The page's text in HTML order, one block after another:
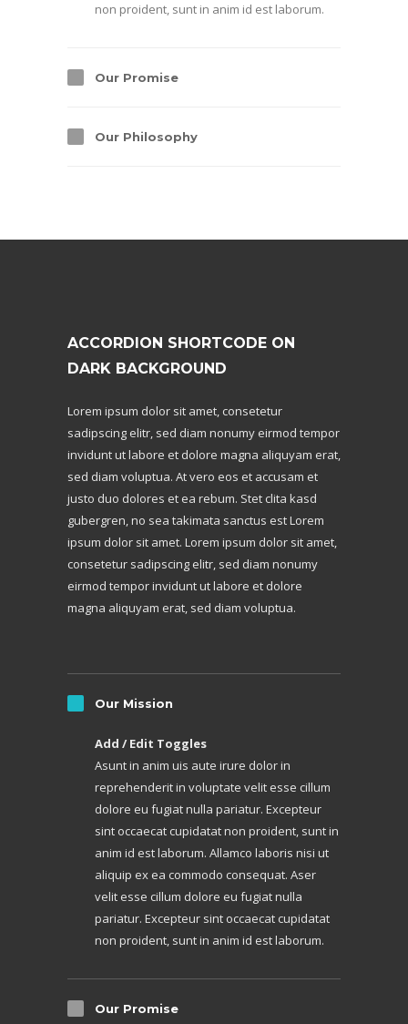
non proident, sunt in anim id est laborum.
Our Promise
Our Philosophy
ACCORDION SHORTCODE ON
DARK BACKGROUND
Lorem ipsum dolor sit amet, consetetur
sadipscing elitr, sed diam nonumy eirmod tempor
invidunt ut labore et dolore magna aliquyam erat,
sed diam voluptua. At vero eos et accusam et
justo duo dolores et ea rebum. Stet clita kasd
gubergren, no sea takimata sanctus est Lorem
ipsum dolor sit amet. Lorem ipsum dolor sit amet,
consetetur sadipscing elitr, sed diam nonumy
eirmod tempor invidunt ut labore et dolore
magna aliquyam erat, sed diam voluptua.
Our Mission
Add / Edit Toggles
Asunt in anim uis aute irure dolor in
reprehenderit in voluptate velit esse cillum
dolore eu fugiat nulla pariatur. Excepteur
sint occaecat cupidatat non proident, sunt in
anim id est laborum. Allamco laboris nisi ut
aliquip ex ea commodo consequat. Aser
velit esse cillum dolore eu fugiat nulla
pariatur. Excepteur sint occaecat cupidatat
non proident, sunt in anim id est laborum.
Our Promise